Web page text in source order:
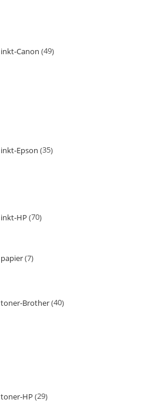
inkt-Canon 49
inkt-Epson 35
inkt-HP 70
papier 7
toner-Brother 40
toner-HP 29